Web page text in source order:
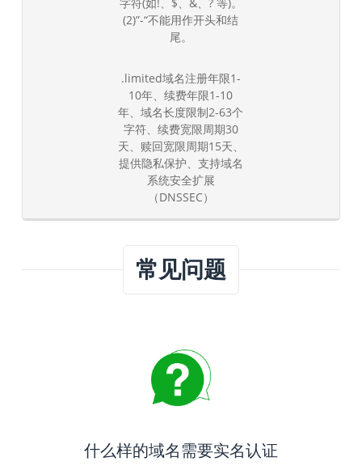
(2)”-“不能用作开头和结
尾。
.limited域名注册年限1-
10年、续费年限1-10
年、域名长度限制2-63个
字符、续费宽限周期30
天、赎回宽限周期15天、
提供隐私保护、支持域名
系统安全扩展
（DNSSEC）
常见问题
什么样的域名需要实名认证